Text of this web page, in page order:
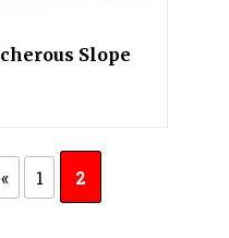
Slope
« 1 2